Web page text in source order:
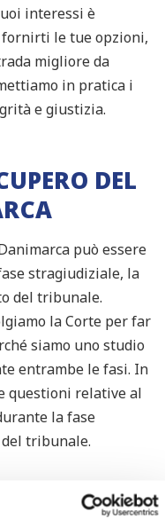
interessi è
le tue opzioni,
migliore da
in pratica i
e giustizia.
DEL
può essere
stragiudiziale, la
del tribunale.
la Corte per far
siamo uno studio
entrambe le fasi. In
questioni relative al
la fase
tribunale.